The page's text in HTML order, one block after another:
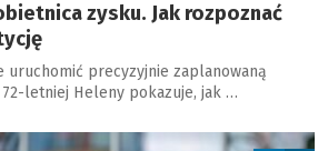
zysku. Jak rozpoznać
uruchomić precyzyjnie zaplanowaną
letniej Heleny pokazuje, jak …